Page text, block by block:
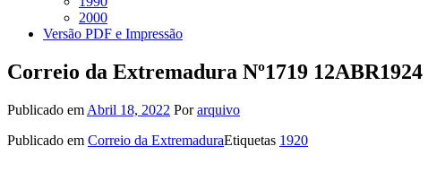
2000
Versão PDF e Impressão
Correio da Extremadura Nº1719 12ABR1924
Publicado em Abril 18, 2022 Porarquivo
Publicado em Correio da ExtremaduraEtiquetas 1920